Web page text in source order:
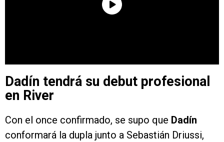
Dadín tendrá su debut profesional
en River
Con el once confirmado, se supo que Dadín
conformará la dupla junto a Sebastián Driussi,